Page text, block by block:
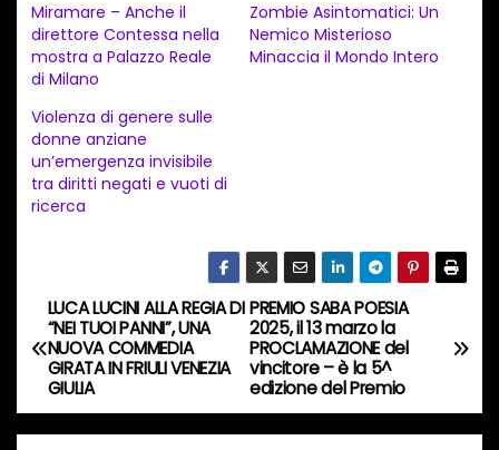
a
m
e
n
t
o
i
o
r
s
…
Miramare – Anche il
direttore Contessa nella
mostra a Palazzo Reale
di Milano
Zombie Asintomatici: Un
Nemico Misterioso
Minaccia il Mondo Intero
Violenza di genere sulle
donne anziane
un’emergenza invisibile
tra diritti negati e vuoti di
ricerca
N
a
v
PREMIO SABA POESIA
2025, il 13 marzo la
PROCLAMAZIONE del
vincitore – è la 5^
edizione del Premio
LUCA LUCINI ALLA REGIA DI
“NEI TUOI PANNI”, UNA
NUOVA COMMEDIA
GIRATA IN FRIULI VENEZIA
GIULIA